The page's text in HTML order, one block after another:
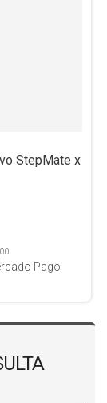
StepMate x
Pago